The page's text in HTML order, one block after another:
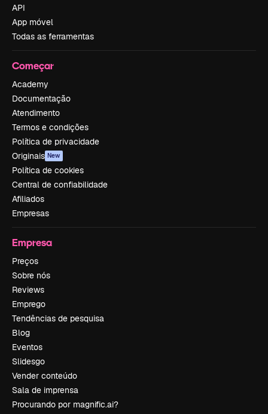
API
App móvel
Todas as ferramentas
Começar
Academy
Documentação
Atendimento
Termos e condições
Política de privacidade
Originais New
Política de cookies
Central de confiabilidade
Afiliados
Empresas
Empresa
Preços
Sobre nós
Reviews
Emprego
Tendências de pesquisa
Blog
Eventos
Slidesgo
Vender conteúdo
Sala de imprensa
Procurando por magnific.ai?